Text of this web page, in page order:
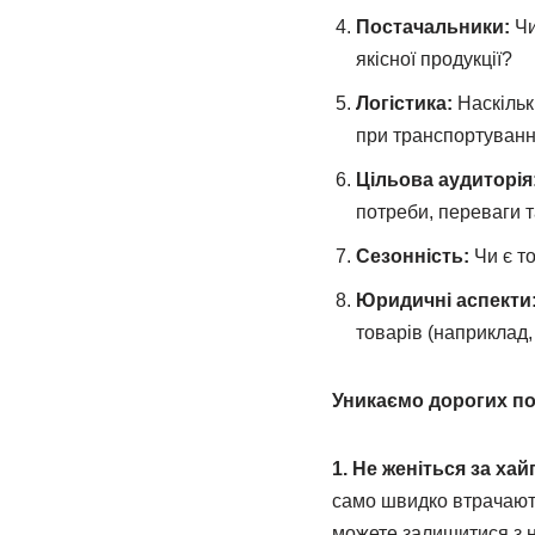
Постачальники:
якісної продукції?
Логістика:
при
Цільова
потреби, переваги
Сезонність: Чи є
Юридичні
товарів
Уникаємо дорогих
1. Не женіться за
само швидко